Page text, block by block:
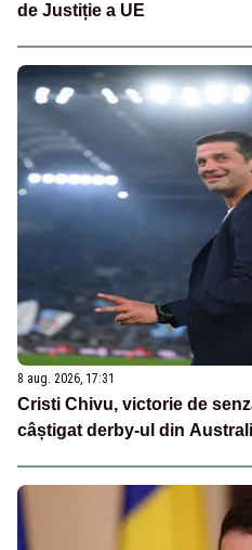
de Justiție a UE
8 aug. 2026, 17:31
Cristi Chivu, victorie de
câștigat derby-ul din